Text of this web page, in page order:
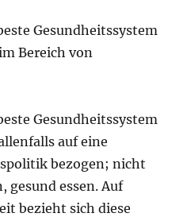
Gesundheitssystem
Bereich von
Gesundheitssystem
auf eine
bezogen; nicht
gesund essen. Auf
bezieht sich diese